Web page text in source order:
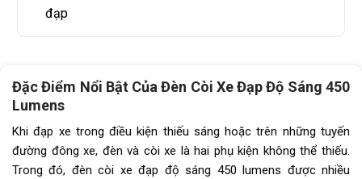
đạp
Đặc Điểm Nổi Bật Của Đèn Còi Xe Đạp Độ Sáng 450
Lumens
Khi đạp xe trong điều kiện thiếu sáng hoặc trên những tuyến
đường đông xe, đèn và còi xe là hai phụ kiện không thể thiếu.
Trong đó, đèn còi xe đạp độ sáng 450 lumens được nhiều